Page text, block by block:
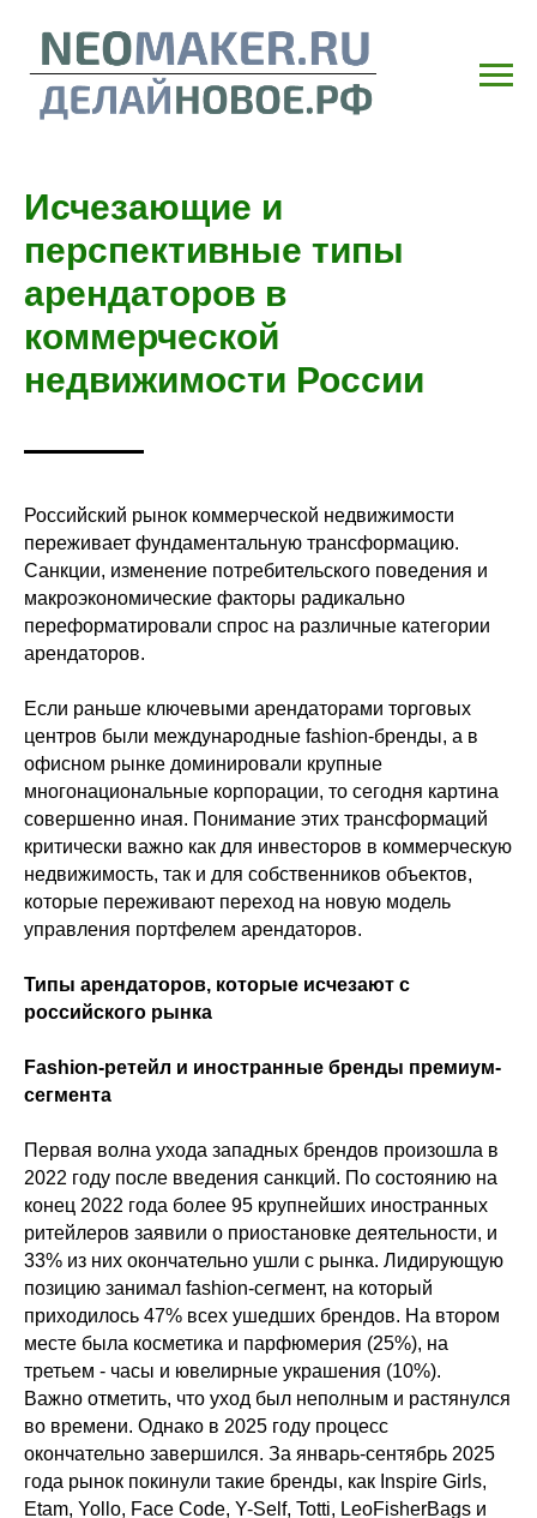
Исчезающие и
перспективные типы
арендаторов в
коммерческой
недвижимости России
Российский рынок коммерческой недвижимости
переживает фундаментальную трансформацию.
Санкции, изменение потребительского поведения и
макроэкономические факторы радикально
переформатировали спрос на различные категории
арендаторов.
Если раньше ключевыми арендаторами торговых
центров были международные fashion-бренды, а в
офисном рынке доминировали крупные
многонациональные корпорации, то сегодня картина
совершенно иная. Понимание этих трансформаций
критически важно как для инвесторов в коммерческую
недвижимость, так и для собственников объектов,
которые переживают переход на новую модель
управления портфелем арендаторов.
Типы арендаторов, которые исчезают с
российского рынка
Fashion-ретейл и иностранные бренды премиум-
сегмента
Первая волна ухода западных брендов произошла в
2022 году после введения санкций. По состоянию на
конец 2022 года более 95 крупнейших иностранных
ритейлеров заявили о приостановке деятельности, и
33% из них окончательно ушли с рынка. Лидирующую
позицию занимал fashion-сегмент, на который
приходилось 47% всех ушедших брендов. На втором
месте была косметика и парфюмерия (25%), на
третьем - часы и ювелирные украшения (10%).
Важно отметить, что уход был неполным и растянулся
во времени. Однако в 2025 году процесс
окончательно завершился. За январь-сентябрь 2025
года рынок покинули такие бренды, как Inspire Girls,
Etam, Yollo, Face Code, Y-Self, Totti, LeoFisherBags и